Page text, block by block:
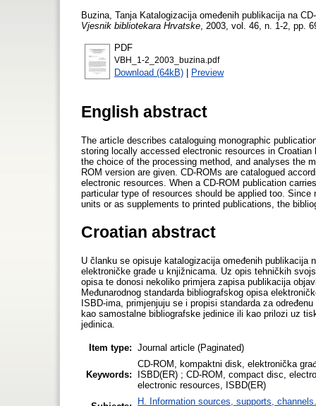
Buzina, Tanja Katalogizacija omeđenih publikacija na
Vjesnik bibliotekara Hrvatske , 2003, vol. 46, n. 1-2, pp.
PDF
VBH_1-2_2003_buzina.pdf
Download (64kB) | Preview
English abstract
The article describes cataloguing monographic
storing locally accessed electronic resources in
the choice of the processing method, and analyses the
ROM version are given. CD-ROMs are catalogued
electronic resources. When a CD-ROM publication
particular type of resources should be applied too.
units or as supplements to printed publications, the
Croatian abstract
U članku se opisuje katalogizacija omeđenih publikacija
elektroničke građe u knjižnicama. Uz opis tehničkih
opisa te donosi nekoliko primjera zapisa publikacija
Međunarodnog standarda bibliografskog opisa
ISBD-ima, primjenjuju se i propisi standarda za
kao samostalne bibliografske jedinice ili kao prilozi uz
jedinica.
Item type: Journal article (Paginated)
Keywords:
CD-ROM, kompaktni disk, elektronička
ISBD(ER) ; CD-ROM, compact disc,
electronic resources, ISBD(ER)
H. Information sources, supports, channels.